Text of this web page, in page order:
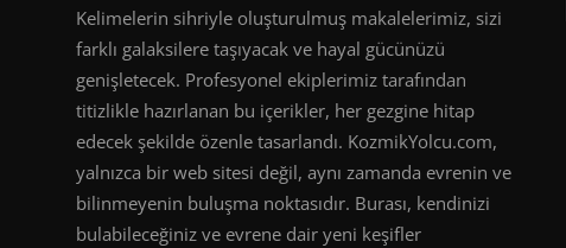
Kelimelerin sihriyle oluşturulmuş makalelerimiz, sizi
farklı galaksilere taşıyacak ve hayal gücünüzü
genişletecek. Profesyonel ekiplerimiz tarafından
titizlikle hazırlanan bu içerikler, her gezgine hitap
edecek şekilde özenle tasarlandı. KozmikYolcu.com,
yalnızca bir web sitesi değil, aynı zamanda evrenin ve
bilinmeyenin buluşma noktasıdır. Burası, kendinizi
bulabileceğiniz ve evrene dair yeni keşifler